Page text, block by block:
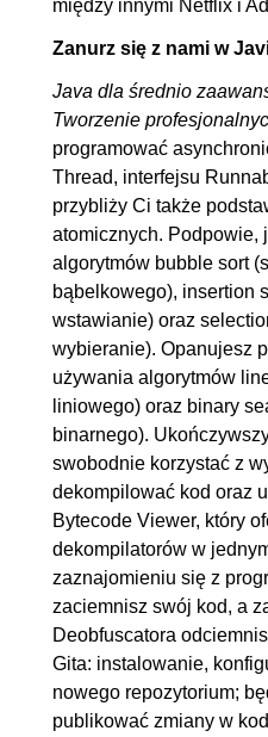
8.1. Co to Maven
8.2. Instalacja Mavena
8.3. Tworzenie projektu i
podstawowe informacje o
projekcie
8.4. System repozytoriów
system zależności
8.5. System wtyczek oraz
budowa projektu
9. Gradle - następca
9.1. Co to Gradle
9.2. Instalacja Gradle'a
9.3. Tworzenie projektu i
podstawowe informacje o
projekcie
9.4. System repozytoriów
system zależności
9.5. System wtyczek oraz
budowa projektu
między innymi Netflix i
Zanurz się z nami w
Java dla średnio
Tworzenie
programować
Thread, interfejsu
przybliży Ci także
atomicznych. Podpowie,
algorytmów bubble sort
bąbelkowego), insertion
wstawianie) oraz
wybieranie). Opanujesz
używania algorytmów
liniowego) oraz binary
binarnego).
swobodnie korzystać z
dekompilować kod oraz
Bytecode Viewer, który
dekompilatorów w
zaznajomieniu się z
zaciemnisz swój kod, a
Deobfuscatora
Gita: instalowanie,
nowego repozytorium;
publikować zmiany w